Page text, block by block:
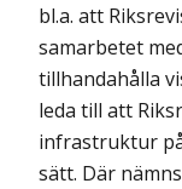
bl.a. att
samarbetet
tillhanda­hålla
leda till att
infrastruktur
sätt. Där